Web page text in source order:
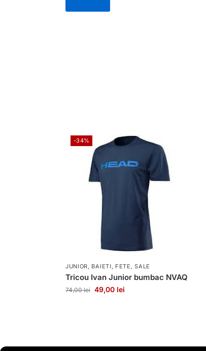
-34%
JUNIOR, BAIETI , FETE ,SALE
Tricou Ivan Junior bumbac NVAQ
74,00lei 49,00 lei